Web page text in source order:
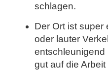
schlagen.
Der Ort ist super
oder lauter
entschleunigend
gut auf die